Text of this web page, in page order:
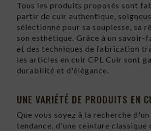
Tous les produits proposés sont
partir de cuir authentique,
sélectionné pour sa souplesse, sa
son esthétique. Grâce à un savoir-
et des techniques de fabrication
les articles en cuir CPL Cuir sont
durabilité et d'élégance.
UNE VARIÉTÉ DE PRODUITS EN
Que vous soyez à la recherche
tendance, d'une ceinture classique